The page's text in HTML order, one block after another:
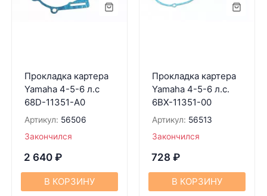
Прокладка картера
Yamaha 4-5-6 л.с
68D-11351-A0
Артикул: 56506
Закончился
2 640 ₽
В КОРЗИНУ
Прокладка картера
Yamaha 4-5-6 л.с.
6BX-11351-00
Артикул: 56513
Закончился
728 ₽
В КОРЗИНУ